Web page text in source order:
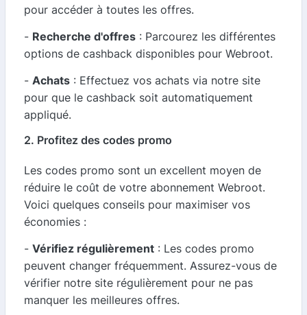
pour accéder à toutes les offres.
- Recherche d'offres : Parcourez les différentes
options de cashback disponibles pour Webroot.
- Achats : Effectuez vos achats via notre site
pour que le cashback soit automatiquement
appliqué.
2. Profitez des codes promo
Les codes promo sont un excellent moyen de
réduire le coût de votre abonnement Webroot.
Voici quelques conseils pour maximiser vos
économies :
- Vérifiez régulièrement : Les codes promo
peuvent changer fréquemment. Assurez-vous de
vérifier notre site régulièrement pour ne pas
manquer les meilleures offres.